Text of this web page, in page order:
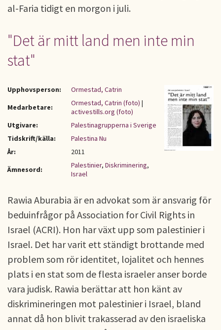
al-Faria tidigt en morgon i juli.
"Det är mitt land men inte min
stat"
Upphovsperson:
Ormestad, Catrin
Medarbetare:
Ormestad, Catrin (foto) |
activestills.org (foto)
Utgivare:
Palestinagrupperna i Sverige
Tidskrift/källa:
Palestina Nu
År:
2011
Ämnesord:
Palestinier, Diskriminering,
Israel
Rawia Aburabia är en advokat som är ansvarig för
beduinfrågor på Association for Civil Rights in
Israel (ACRI). Hon har växt upp som palestinier i
Israel. Det har varit ett ständigt brottande med
problem som rör identitet, lojalitet och hennes
plats i en stat som de flesta israeler anser borde
vara judisk. Rawia berättar att hon känt av
diskrimineringen mot palestinier i Israel, bland
annat då hon blivit trakasserad av den israeliska